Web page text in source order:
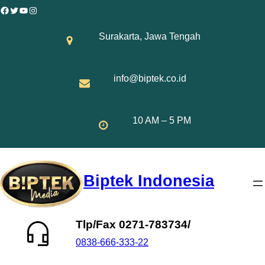
Skip
Facebook
Twitter
YouTube
Instagram
Surakarta, Jawa Tengah
info@biptek.co.id
10 AM – 5 PM
Biptek Indonesia
Tlp/Fax 0271-783734/
0838-666-333-22